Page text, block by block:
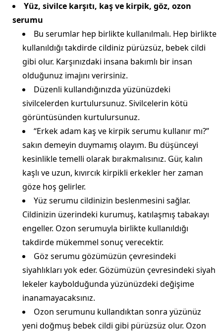
Yüz, sivilce karşıtı, kaş ve kirpik, göz, ozon
serumu
Bu serumlar hep birlikte kullanılmalı. Hep birlikte
kullanıldığı takdirde cildiniz pürüzsüz, bebek cildi
gibi olur. Karşınızdaki insana bakımlı bir insan
olduğunuz imajını verirsiniz.
Düzenli kullandığınızda yüzünüzdeki
sivilcelerden kurtulursunuz. Sivilcelerin kötü
görüntüsünden kurtulursunuz.
“Erkek adam kaş ve kirpik serumu kullanır mı?”
sakın demeyin duymamış olayım. Bu düşünceyi
kesinlikle temelli olarak bırakmalısınız. Gür, kalın
kaşlı ve uzun, kıvırcık kirpikli erkekler her zaman
göze hoş gelirler.
Yüz serumu cildinizin beslenmesini sağlar.
Cildinizin üzerindeki kurumuş, katılaşmış tabakayı
engeller. Ozon serumuyla birlikte kullanıldığı
takdirde mükemmel sonuç verecektir.
Göz serumu gözümüzün çevresindeki
siyahlıkları yok eder. Gözümüzün çevresindeki siyah
lekeler kaybolduğunda yüzünüzdeki değişime
inanamayacaksınız.
Ozon serumunu kullandıktan sonra yüzünüz
yeni doğmuş bebek cildi gibi pürüzsüz olur. Ozon